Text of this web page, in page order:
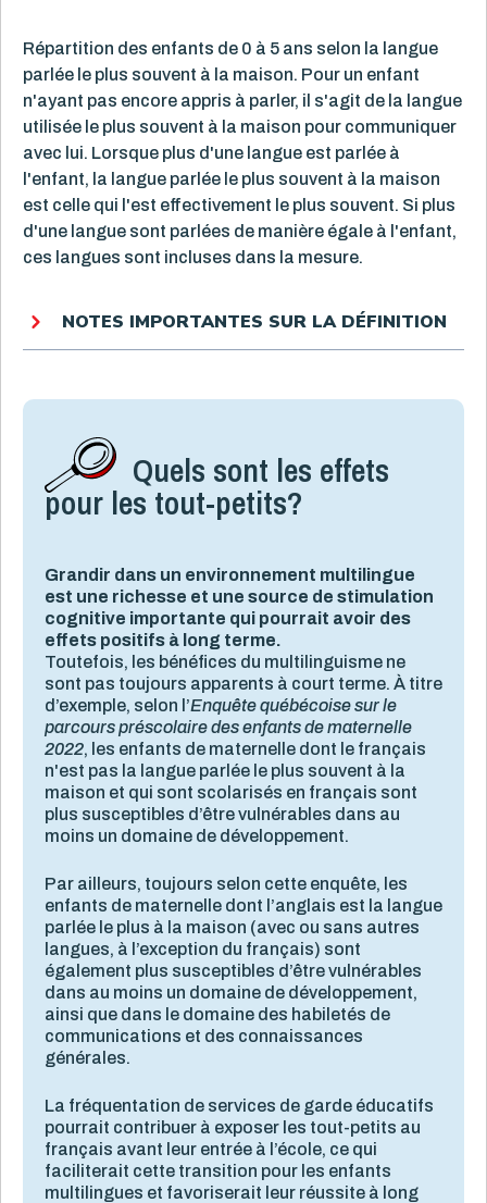
Répartition des enfants de 0 à 5 ans selon la langue
parlée le plus souvent à la maison. Pour un enfant
n'ayant pas encore appris à parler, il s'agit de la langue
utilisée le plus souvent à la maison pour communiquer
avec lui. Lorsque plus d'une langue est parlée à
l'enfant, la langue parlée le plus souvent à la maison
est celle qui l'est effectivement le plus souvent. Si plus
d'une langue sont parlées de manière égale à l'enfant,
ces langues sont incluses dans la mesure.
NOTES IMPORTANTES SUR LA DÉFINITION
Quels sont les effets
pour les tout-petits?
Grandir dans un environnement multilingue
est une richesse et une source de stimulation
cognitive importante qui pourrait avoir des
effets positifs à long terme.
Toutefois, les bénéfices du multilinguisme ne
sont pas toujours apparents à court terme. À titre
d’exemple, selon l’Enquête québécoise sur le
parcours préscolaire des enfants de maternelle
2022, les enfants de maternelle dont le français
n'est pas la langue parlée le plus souvent à la
maison et qui sont scolarisés en français sont
plus susceptibles d’être vulnérables dans au
moins un domaine de développement.
Par ailleurs, toujours selon cette enquête, les
enfants de maternelle dont l’anglais est la langue
parlée le plus à la maison (avec ou sans autres
langues, à l’exception du français) sont
également plus susceptibles d’être vulnérables
dans au moins un domaine de développement,
ainsi que dans le domaine des habiletés de
communications et des connaissances
générales.
La fréquentation de services de garde éducatifs
pourrait contribuer à exposer les tout-petits au
français avant leur entrée à l’école, ce qui
faciliterait cette transition pour les enfants
multilingues et favoriserait leur réussite à long